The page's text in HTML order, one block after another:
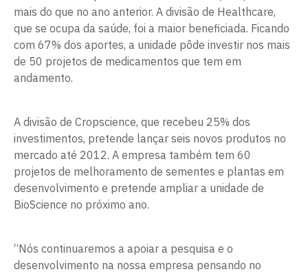
mais do que no ano anterior. A divisão de Healthcare,
que se ocupa da saúde, foi a maior beneficiada. Ficando
com 67% dos aportes, a unidade pôde investir nos mais
de 50 projetos de medicamentos que tem em
andamento.
A divisão de Cropscience, que recebeu 25% dos
investimentos, pretende lançar seis novos produtos no
mercado até 2012. A empresa também tem 60
projetos de melhoramento de sementes e plantas em
desenvolvimento e pretende ampliar a unidade de
BioScience no próximo ano.
“Nós continuaremos a apoiar a pesquisa e o
desenvolvimento na nossa empresa pensando no